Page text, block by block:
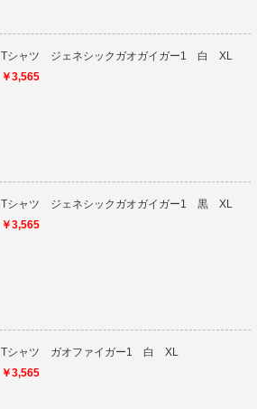
Tシャツ ジェネシックガオガイガー1 白 XL
￥3,565
Tシャツ ジェネシックガオガイガー1 黒 XL
￥3,565
Tシャツ ガオファイガー1 白 XL
￥3,565